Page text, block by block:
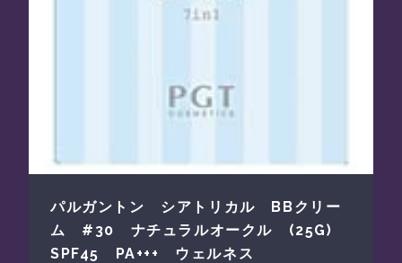
パルガントン シアトリカル BBクリー
ム #30 ナチュラルオークル (25G)
SPF45 PA+++ ウェルネス